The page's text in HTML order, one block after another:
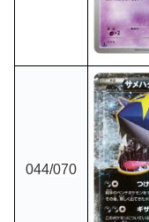
044/070